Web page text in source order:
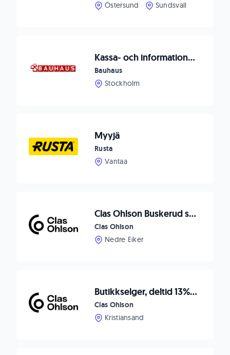
Östersund
Sundsvall
Kassa- och informationsmedarbetare
Bauhaus
Stockholm
Myyjä
Rusta
Vantaa
Clas Ohlson Buskerud søker Butikkselger, sesongmedarbeider
Clas Ohlson
Nedre Eiker
Butikkselger, deltid 13% fast + ekstrahjelp julesesong
Clas Ohlson
Kristiansand